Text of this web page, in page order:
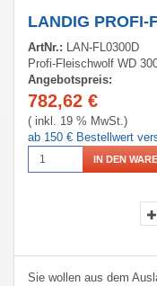
LANDIG PROFI-
ArtNr.: LAN-FL0300D
Profi-Fleischwolf WD
Angebotspreis:
782,62 €
( inkl. 19 % MwSt.)
ab 150 € Bestellwert
IN DEN
Sie wollen aus dem